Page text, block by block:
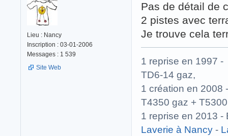
Lieu : Nancy
Inscription : 03-01-2006
Messages : 1 539
Site Web
Pas de détail de
2 pistes avec
Je trouve cela
1 reprise en 1997
TD6-14 gaz,
1 création en 2008
T4350 gaz +
1 reprise en 2013 -
Laverie à Nancy -